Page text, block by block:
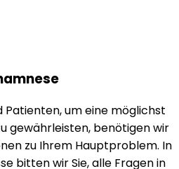
Patienten, um eine möglichst
gewährleisten, benötigen wir
zu Ihrem Hauptproblem. In
bitten wir Sie, alle Fragen in